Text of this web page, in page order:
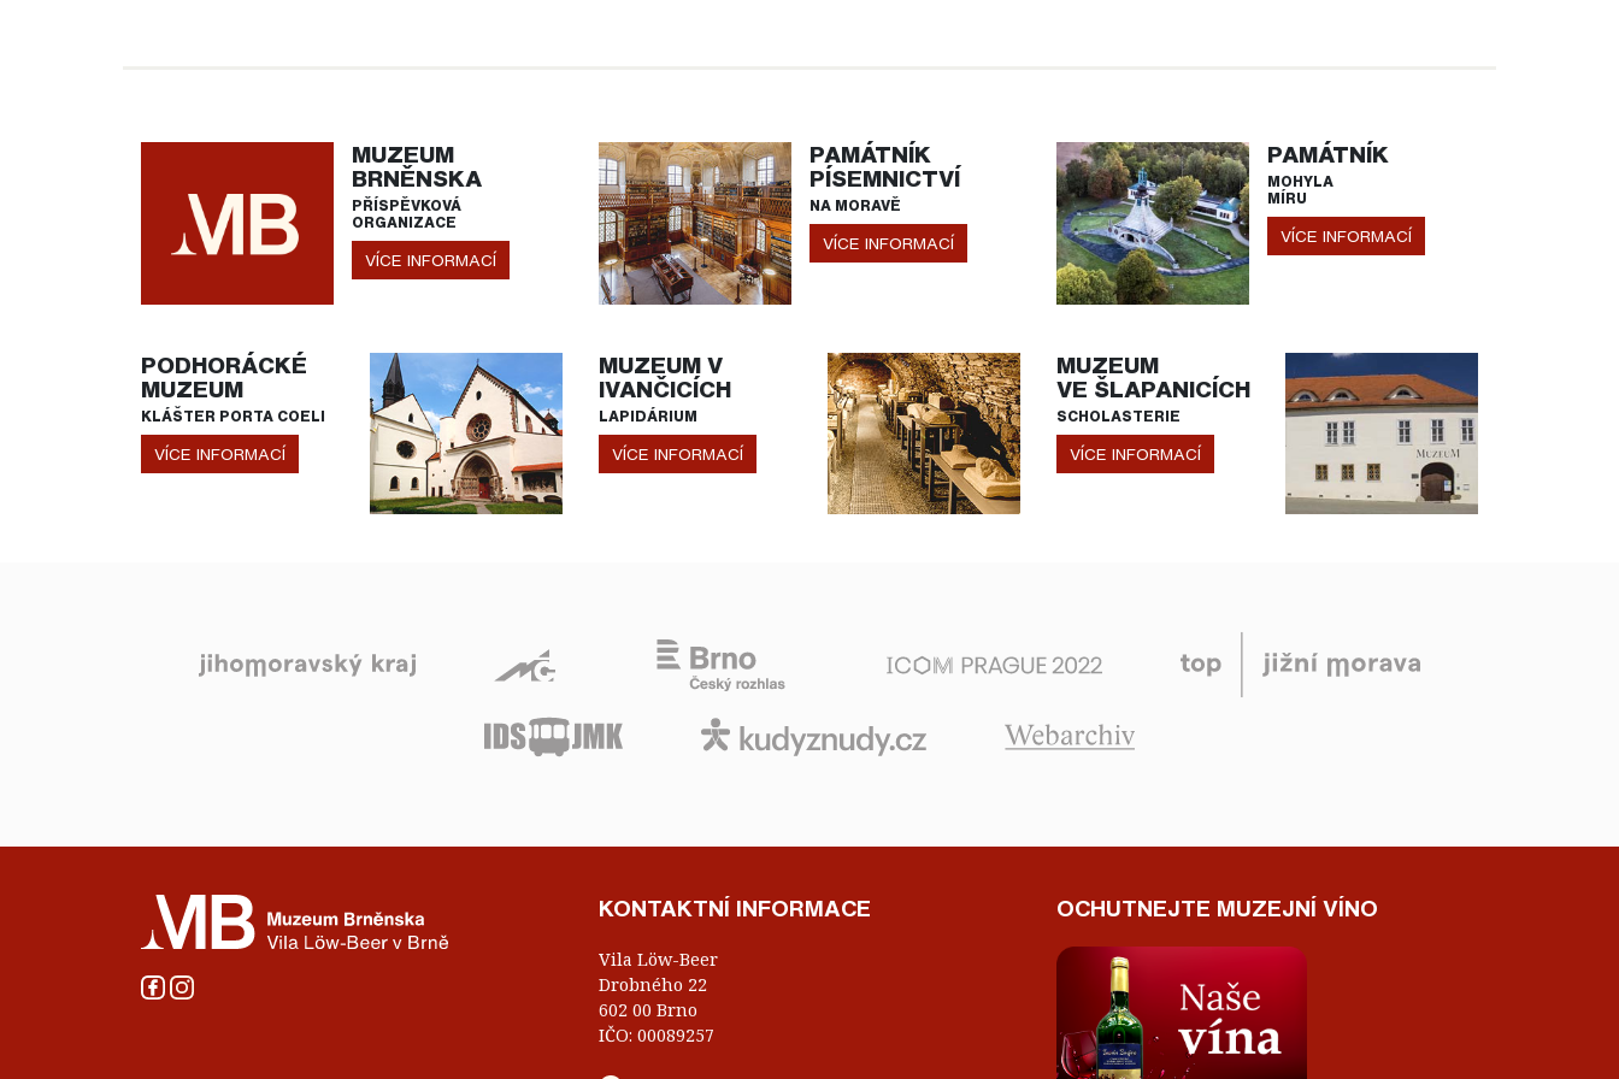
MUZEUM
BRNĚNSKA
PŘÍSPĚVKOVÁ
ORGANIZACE
VÍCE INFORMACÍ
PAMÁTNÍK
PÍSEMNICTVÍ
NA MORAVĚ
VÍCE INFORMACÍ
PAMÁTNÍK
MOHYLA
MÍRU
VÍCE INFORMACÍ
PODHORÁCKÉ
MUZEUM
KLÁŠTER PORTA COELI
VÍCE INFORMACÍ
MUZEUM V
IVANČICÍCH
LAPIDÁRIUM
VÍCE INFORMACÍ
MUZEUM
VE ŠLAPANICÍCH
SCHOLASTERIE
VÍCE INFORMACÍ
KONTAKTNÍ INFORMACE
Vila Löw-Beer
Drobného 22
602 00 Brno
IČO: 00089257
OCHUTNEJTE MUZEJNÍ VÍNO